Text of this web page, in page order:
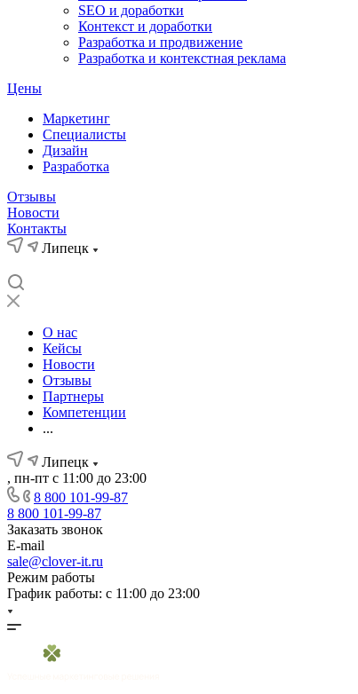
SEO и доработки
Контекст и доработки
Разработка и продвижение
Разработка и контекстная реклама
Цены
Маркетинг
Специалисты
Дизайн
Разработка
Отзывы
Новости
Контакты
Липецк
О нас
Кейсы
Новости
Отзывы
Партнеры
Компетенции
...
Липецк
, пн-пт с 11:00 до 23:00
8 800 101-99-87
8 800 101-99-87
Заказать звонок
E-mail
sale@clover-it.ru
Режим работы
График работы: с 11:00 до 23:00